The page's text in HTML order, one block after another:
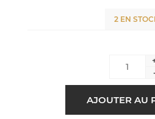
2 EN